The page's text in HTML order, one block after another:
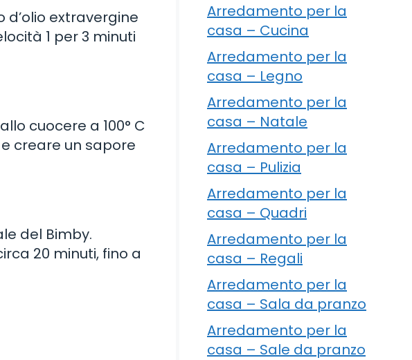
d’olio extravergine
1 per 3 minuti
cuocere a 100° C
creare un sapore
del Bimby.
20 minuti, fino a
Arredamento per la
casa – Cucina
Arredamento per la
casa – Legno
Arredamento per la
casa – Natale
Arredamento per la
casa – Pulizia
Arredamento per la
casa – Quadri
Arredamento per la
casa – Regali
Arredamento per la
casa – Sala da pranzo
Arredamento per la
casa – Sale da pranzo